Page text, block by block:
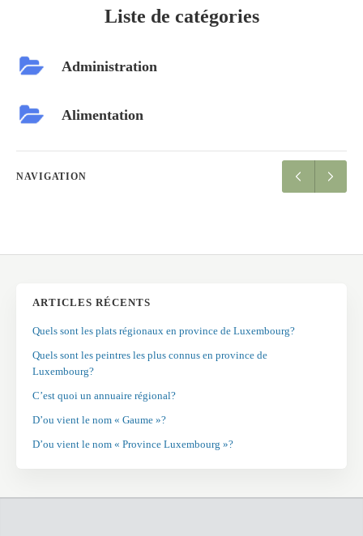
Liste de catégories
Administration
Alimentation
NAVIGATION
ARTICLES RÉCENTS
Quels sont les plats régionaux en province de Luxembourg?
Quels sont les peintres les plus connus en province de
Luxembourg?
C’est quoi un annuaire régional?
D’ou vient le nom « Gaume »?
D’ou vient le nom « Province Luxembourg »?